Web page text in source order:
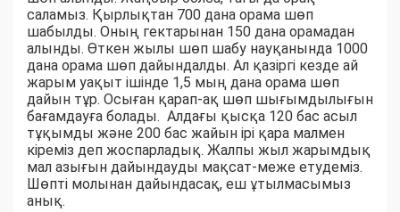
саламыз. Қырлықтан 700 дана орама шөп
шабылды. Оның гектарынан 150 дана орамадан
алынды. Өткен жылы шөп шабу науқанында 1000
дана орама шөп дайындалды. Ал қазіргі кезде ай
жарым уақыт ішінде 1,5 мың дана орама шөп
дайын тұр. Осыған қарап-ақ шөп шығымдылығын
бағамдауға болады. Алдағы қысқа 120 бас асыл
тұқымды және 200 бас жайын ірі қара малмен
кіреміз деп жоспарладық. Жалпы жыл жарымдық
мал азығын дайындауды мақсат-меже етудеміз.
Шөпті молынан дайындасақ, еш ұтылмасымыз
анық.